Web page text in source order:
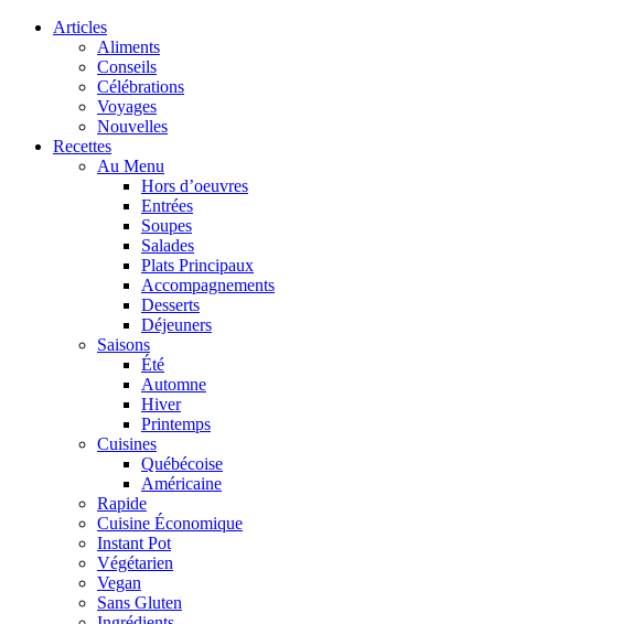
Articles
Aliments
Conseils
Célébrations
Voyages
Nouvelles
Recettes
Au Menu
Hors d’oeuvres
Entrées
Soupes
Salades
Plats Principaux
Accompagnements
Desserts
Déjeuners
Saisons
Été
Automne
Hiver
Printemps
Cuisines
Québécoise
Américaine
Rapide
Cuisine Économique
Instant Pot
Végétarien
Vegan
Sans Gluten